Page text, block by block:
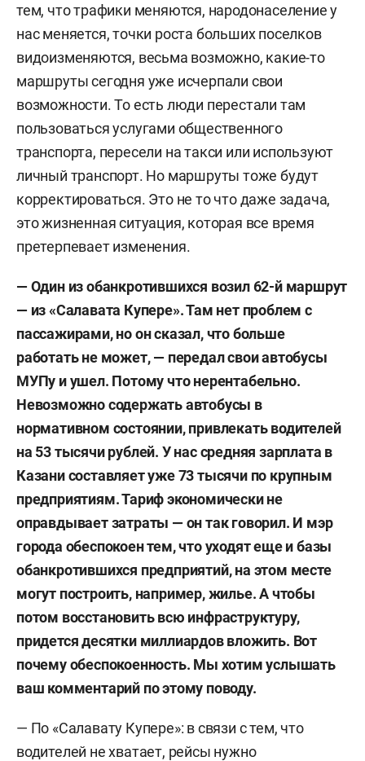
тем, что трафики меняются, народонаселение у
нас меняется, точки роста больших поселков
видоизменяются, весьма возможно, какие-то
маршруты сегодня уже исчерпали свои
возможности. То есть люди перестали там
пользоваться услугами общественного
транспорта, пересели на такси или используют
личный транспорт. Но маршруты тоже будут
корректироваться. Это не то что даже задача,
это жизненная ситуация, которая все время
претерпевает изменения.
— Один из обанкротившихся возил 62-й маршрут
— из «Салавата Купере». Там нет проблем с
пассажирами, но он сказал, что больше
работать не может, — передал свои автобусы
МУПу и ушел. Потому что нерентабельно.
Невозможно содержать автобусы в
нормативном состоянии, привлекать водителей
на 53 тысячи рублей. У нас средняя зарплата в
Казани составляет уже 73 тысячи по крупным
предприятиям. Тариф экономически не
оправдывает затраты — он так говорил. И мэр
города обеспокоен тем, что уходят еще и базы
обанкротившихся предприятий, на этом месте
могут построить, например, жилье. А чтобы
потом восстановить всю инфраструктуру,
придется десятки миллиардов вложить. Вот
почему обеспокоенность. Мы хотим услышать
ваш комментарий по этому поводу.
— По «Салавату Купере»: в связи с тем, что
водителей не хватает, рейсы нужно